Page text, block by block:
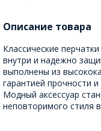
Описание товара
Классические
внутри и надежно
выполнены из
гарантией прочности
Модный аксессуар
неповторимого стиля